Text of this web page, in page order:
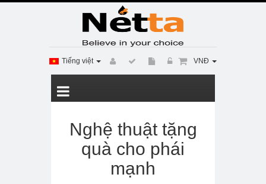
Tiếng việt VNĐ
Nghệ thuật tặng
quà cho phái
mạnh